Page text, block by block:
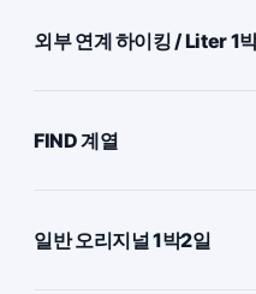
외부 연계 하이킹 / Liter 1
FIND 계열
일반 오리지널 1박2일